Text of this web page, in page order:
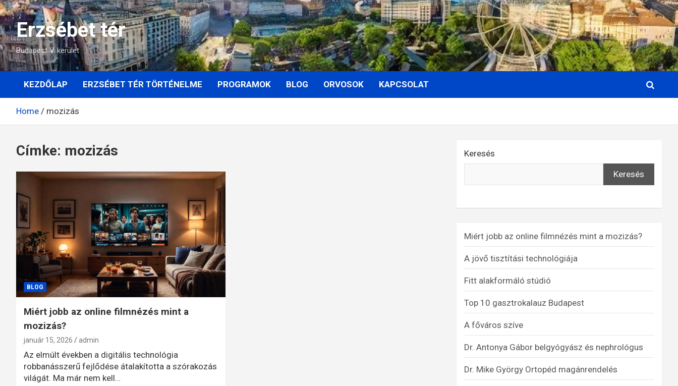
Skip
to
contentErzsébet tér
Budapest V. kerület
KEZDŐLAP ERZSÉBET TÉR TÖRTÉNELME PROGRAMOK BLOG ORVOSOK KAPCSOLAT
Home mozizás
Címke: mozizás
BLOG
Miért jobb az online filmnézés mint a
mozizás?
január 15, 2026 admin
Az elmúlt években a digitális technológia
robbanásszerű fejlődése átalakította a szórakozás
világát. Ma már nem kell…
Keresés
Keresés
Miért jobb az online filmnézés mint a mozizás?
A jövő tisztítási technológiája
Fitt alakformáló stúdió
Top 10 gasztrokalauz Budapest
A főváros szíve
Dr. Antonya Gábor belgyógyász és nephrológus
Dr. Mike György Ortopéd magánrendelés